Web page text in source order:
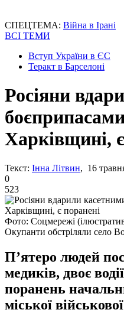
СПЕЦТЕМА: Війна в Ірані
ВСІ ТЕМИ
Вступ України в ЄС
Теракт в Барселоні
Росіяни
Харківщині,
Текст: Інна Літвин, 16
0
523
Фото: Соцмережі
Окупанти обстріляли село
Пʼятеро людей
медиків, двоє
поранень
міської